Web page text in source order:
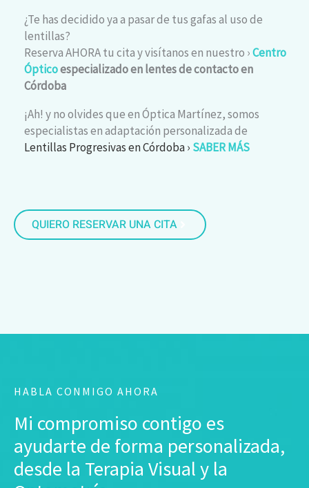
¿Te has decidido ya a pasar de tus gafas al uso de
lentillas?
Reserva AHORA tu cita y visítanos en nuestro ›Centro
Ópticoespecializado en lentes de contacto en
Córdoba
¡Ah! y no olvides que en Óptica Martínez, somos
especialistas en adaptación personalizada de
Lentillas Progresivas en Córdoba › SABER MÁS
QUIERO RESERVAR UNA CITA
HABLA CONMIGO AHORA
Mi compromiso contigo es
ayudarte de forma personalizada,
desde la Terapia Visual y la